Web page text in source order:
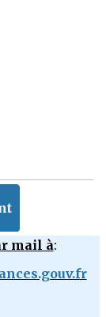
mail à: